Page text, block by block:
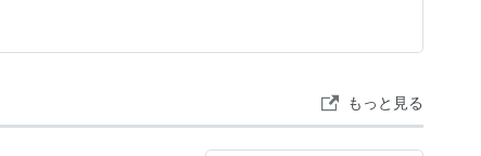
もっと見る